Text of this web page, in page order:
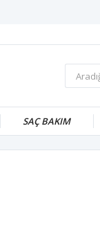
SAÇ BAKIM